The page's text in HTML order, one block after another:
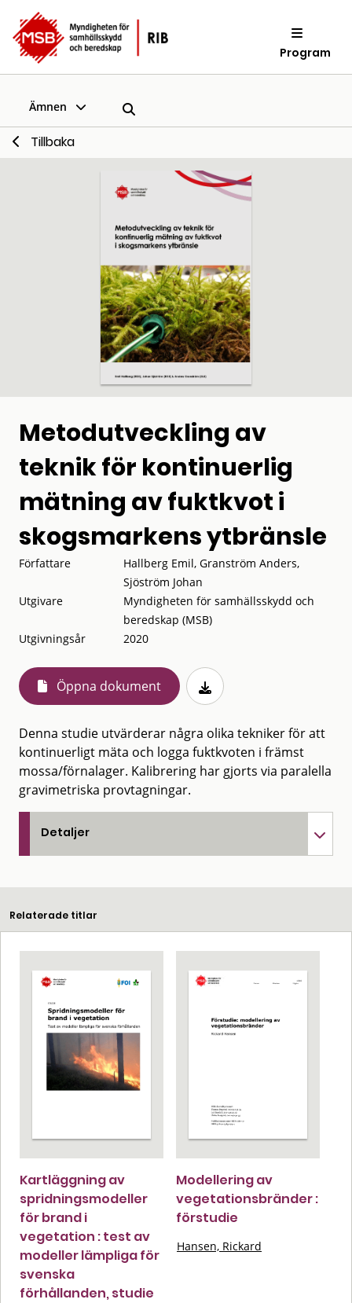
Program
Ämnen
Tillbaka
Metodutveckling av
teknik för kontinuerlig
mätning av fuktkvot i
skogsmarkens ytbränsle
Författare
Hallberg Emil, Granström Anders,
Sjöström Johan
Utgivare
Myndigheten för samhällsskydd och
beredskap (MSB)
Utgivningsår
2020
Öppna dokument
Denna studie utvärderar några olika tekniker för att
kontinuerligt mäta och logga fuktkvoten i främst
mossa/förnalager. Kalibrering har gjorts via paralella
gravimetriska provtagningar.
Detaljer
Relaterade titlar
Kartläggning av
spridningsmodeller
för brand i
vegetation : test av
modeller lämpliga för
svenska
förhållanden, studie
Modellering av
vegetationsbränder :
förstudie
Hansen, Rickard